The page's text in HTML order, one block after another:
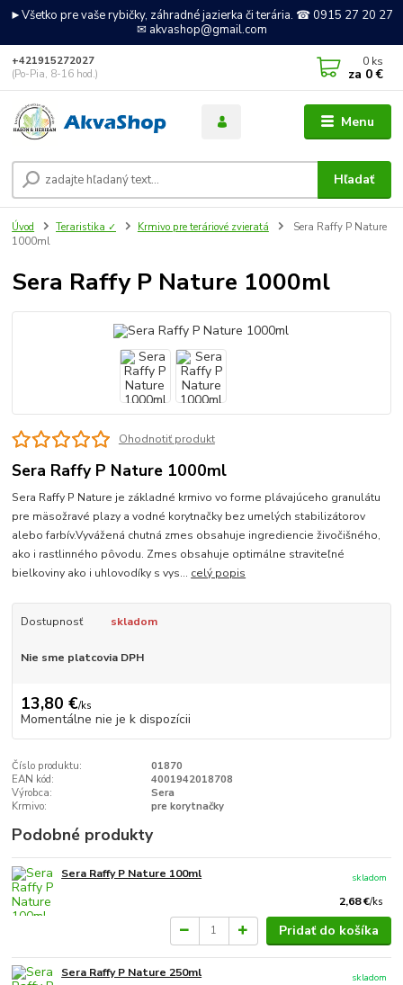
►Všetko pre vaše rybičky, záhradné jazierka či terária. ☎ 0915 27 20 27
✉ akvashop@gmail.com
Menu
Hľadať
+421915272027
(Po-Pia, 8-16 hod.)
0 ks
za 0 €
Úvod Teraristika ✓ Krmivo pre teráriové zvieratá
Sera Raffy P Nature
1000ml
Sera Raffy P Nature 1000ml
Ohodnotiť produkt
Sera Raffy P Nature 1000ml
Sera Raffy P Nature je základné krmivo vo forme plávajúceho granulátu
pre mäsožravé plazy a vodné korytnačky bez umelých stabilizátorov
alebo farbív.Vyvážená chutná zmes obsahuje ingrediencie živočišného,
ako i rastlinného pôvodu. Zmes obsahuje optimálne straviteľné
bielkoviny ako i uhlovodíky s vys... celý popis
Dostupnosť skladom
Nie sme platcovia DPH
13,80 €/ks
Momentálne nie je k dispozícii
Číslo produktu:
01870
EAN kód:
4001942018708
Výrobca:
Sera
Krmivo:
pre korytnačky
Podobné produkty
Sera Raffy P Nature 100ml
2,68 €/ks
skladom
Pridať do košíka
Sera Raffy P Nature 250ml
skladom